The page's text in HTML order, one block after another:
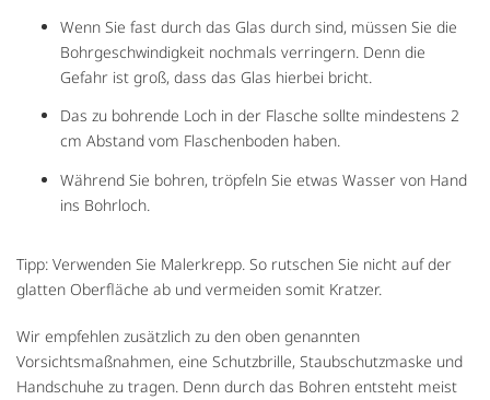
Wenn Sie fast durch das Glas durch sind, müssen Sie die
Bohrgeschwindigkeit nochmals verringern. Denn die
Gefahr ist groß, dass das Glas hierbei bricht.
Das zu bohrende Loch in der Flasche sollte mindestens 2
cm Abstand vom Flaschenboden haben.
Während Sie bohren, tröpfeln Sie etwas Wasser von Hand
ins Bohrloch.
Tipp: Verwenden Sie Malerkrepp. So rutschen Sie nicht auf der
glatten Oberfläche ab und vermeiden somit Kratzer.
Wir empfehlen zusätzlich zu den oben genannten
Vorsichtsmaßnahmen, eine Schutzbrille, Staubschutzmaske und
Handschuhe zu tragen. Denn durch das Bohren entsteht meist